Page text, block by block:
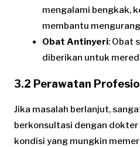
mengalami bengkak,
membantu
Obat Antinyeri: Obat
diberikan untuk
3.2 Perawatan
Jika masalah berlanjut,
berkonsultasi dengan dokter
kondisi yang mungkin